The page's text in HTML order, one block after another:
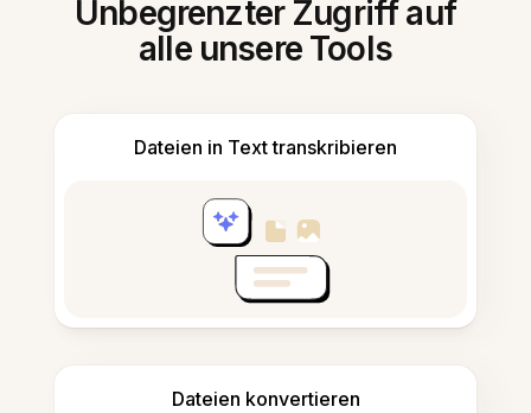
Unbegrenzter Zugriff auf
alle unsere Tools
Dateien in Text transkribieren
Dateien konvertieren